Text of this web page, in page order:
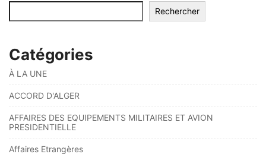
Rechercher
Catégories
À LA UNE
ACCORD D'ALGER
AFFAIRES DES EQUIPEMENTS MILITAIRES ET AVION
PRESIDENTIELLE
Affaires Etrangères